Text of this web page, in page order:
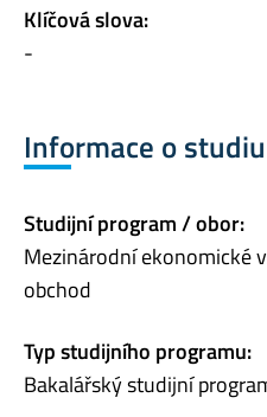
Klíčová slova:
-
Informace o studiu
Studijní program / obor:
Mezinárodní ekonomické
obchod
Typ studijního programu:
Bakalářský studijní